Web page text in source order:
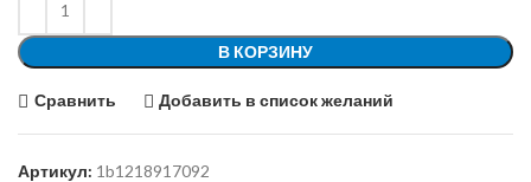
В КОРЗИНУ
Сравнить Добавить в список желаний
Артикул: 1b1218917092